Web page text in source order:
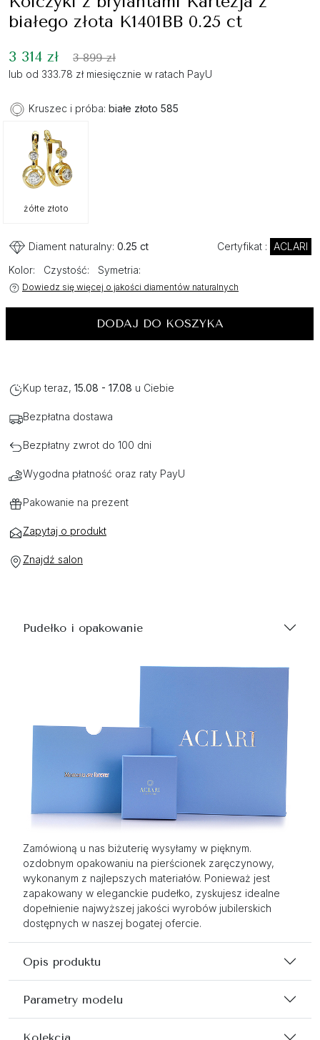
białego złota K1401BB 0.25 ct
3 314 zł 3 899 zł
lub od 333.78 zł miesięcznie w ratach PayU
Kruszec i próba: białe złoto 585
żółte złoto
Diament naturalny: 0.25 ct Certyfikat : ACLARI
Kolor:
Czystość: Symetria:
Dowiedz się więcej o jakości diamentów naturalnych
DODAJ DO KOSZYKA
Kup teraz, 15.08 - 17.08 u Ciebie
Bezpłatna dostawa
Bezpłatny zwrot do 100 dni
Wygodna płatność oraz raty PayU
Pakowanie na prezent
Zapytaj o produkt
Znajdź salon
Pudełko i opakowanie
Zamówioną u nas biżuterię wysyłamy w pięknym.
ozdobnym opakowaniu na pierścionek zaręczynowy,
wykonanym z najlepszych materiałów. Ponieważ jest
zapakowany w eleganckie pudełko, zyskujesz idealne
dopełnienie najwyższej jakości wyrobów jubilerskich
dostępnych w naszej bogatej ofercie.
Opis produktu
Parametry modelu